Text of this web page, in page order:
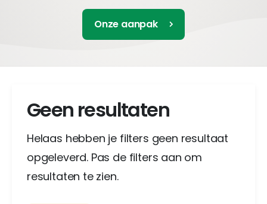
Onze aanpak
Geen resultaten
Helaas hebben je filters geen resultaat
opgeleverd. Pas de filters aan om
resultaten te zien.